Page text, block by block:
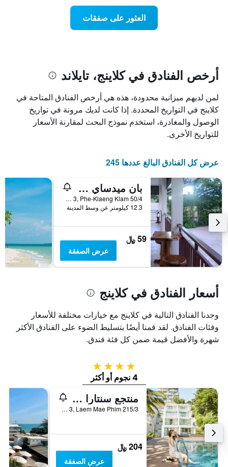
سعر
هذه
الليلة
الذي
عُثر
عليه
3
خلال
آخر
أيام
مع
التصنيف
حسب
النجوم
المخطط
1
محور
X
الذي
يعرض
فئات
الفنادق
بالنجوم.
يتضمن
المخطط
1
الذي
يعرض
متوسط
سعر
غرفة
في
خلال
آخر
3
أيام
العثور على صفقات
أرخص الفنادق في كلاينج، تايلاند
لمن لديهم ميزانية محدودة، هذه هي أرخص الفنادق المتاحة في
كلاينج في التواريخ المحددة. إذا كانت لديك مرونة في تواريخ
الوصول والمغادرة، استخدم نموذج البحث لمقارنة الأسعار
للتواريخ الأخرى.
عرض كل الفنادق البالغ عددها 245
بان ميدساي ريزورت
50/4 Moo 3, Phe-Klaeng Klam, كلاينج, تايلاند
12.3 كيلومتر عن وسط المدينة
59 ﷼
عرض الصفقة
أسعار الفنادق في كلاينج
وجدنا الفنادق التالية في كلاينج مع خيارات مختلفة للأسعار
وفئات الفنادق. لقد قمنا أيضًا بتسليط الضوء على الفنادق الأكثر
شهرة والأفضل قيمة ضمن كل فئة فندق.
4 نجوم
4 نجوم أو أكثر
منتجع سنتارا كيو، رايونج
215/3 Moo 3, Laem Mae Phim, كلاينج, تايلاند
204 ﷼
عرض الصفقة